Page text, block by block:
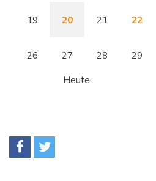
19 20 21 22
26 27 28 29
Heute